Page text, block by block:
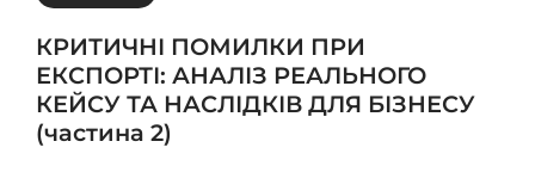
КРИТИЧНІ ПОМИЛКИ ПРИ
ЕКСПОРТІ: АНАЛІЗ РЕАЛЬНОГО
КЕЙСУ ТА НАСЛІДКІВ ДЛЯ БІЗНЕСУ
(частина 2)